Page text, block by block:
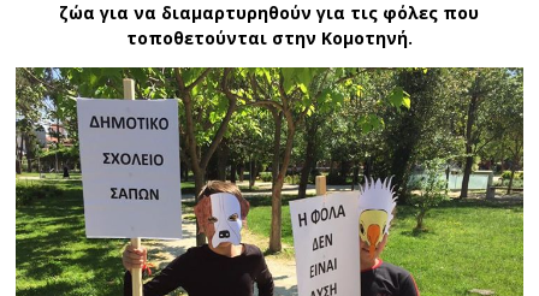
ζώα για να διαμαρτυρηθούν για τις φόλες που
τοποθετούνται στην Κομοτηνή.